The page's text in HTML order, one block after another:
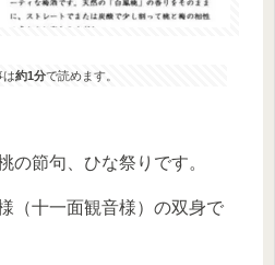
約1分で読めます。
の節句、ひな祭りです。
（十一面観音様）の双身で